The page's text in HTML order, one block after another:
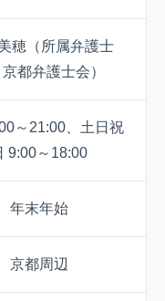
穂（所属弁護士
都弁護士会）
～21:00、土日祝
9:00～18:00
年末年始
京都周辺